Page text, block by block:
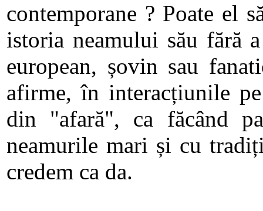
contemporane ? Poate el
istoria neamului său fără
european, șovin sau
afirme, în interacțiunile
din "afară", ca făcând
neamurile mari și cu
credem ca da.